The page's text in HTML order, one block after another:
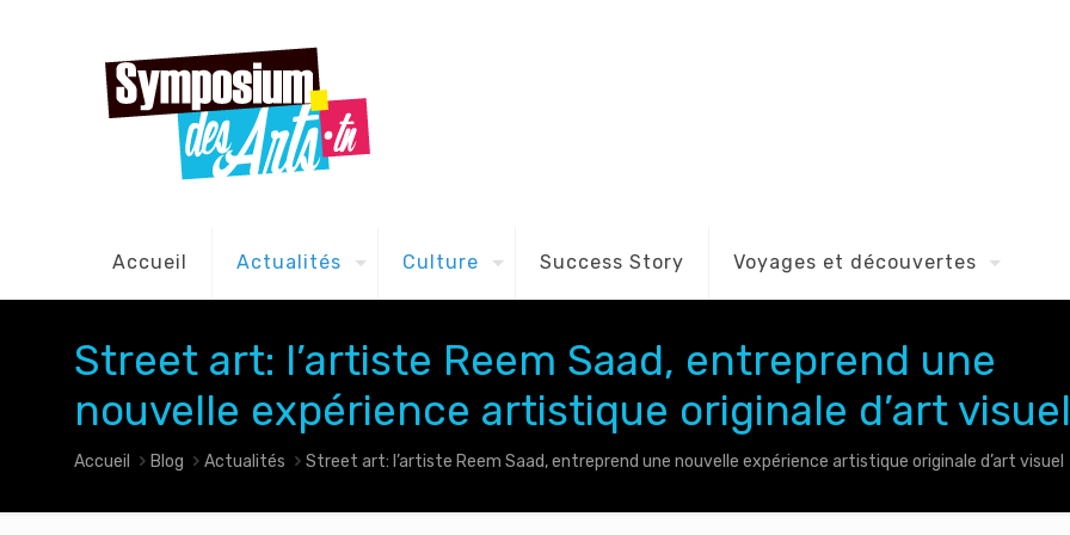
Accueil Actualités Culture Success Story Voyages et découvertes
Street art: l’artiste Reem Saad, entreprend une
nouvelle expérience artistique originale d’art visuel
Accueil Blog Actualités Street art: l’artiste Reem Saad, entreprend une nouvelle expérience artistique originale d’art visuel